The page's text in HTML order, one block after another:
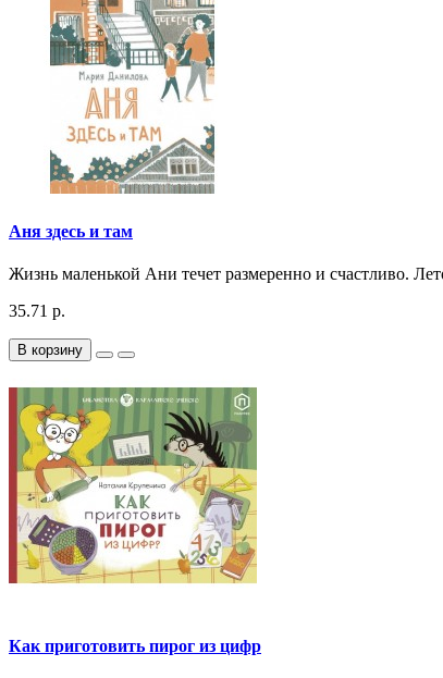
Аня здесь и там
Жизнь маленькой Ани течет размеренно и счастливо.
35.71 р.
В корзину
Как приготовить пирог из цифр